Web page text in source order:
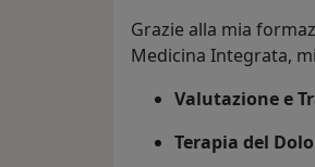
Grazie alla mia
Medicina Integrata,
Valutazione e
Terapia del